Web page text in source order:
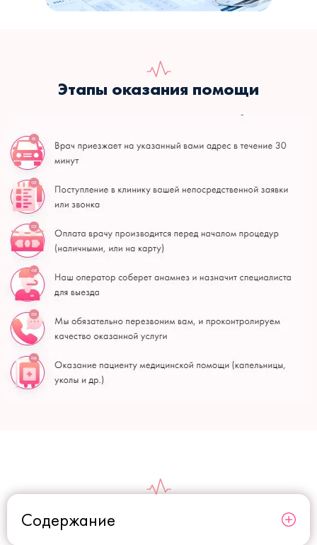
Этапы оказания помощи
Содержание